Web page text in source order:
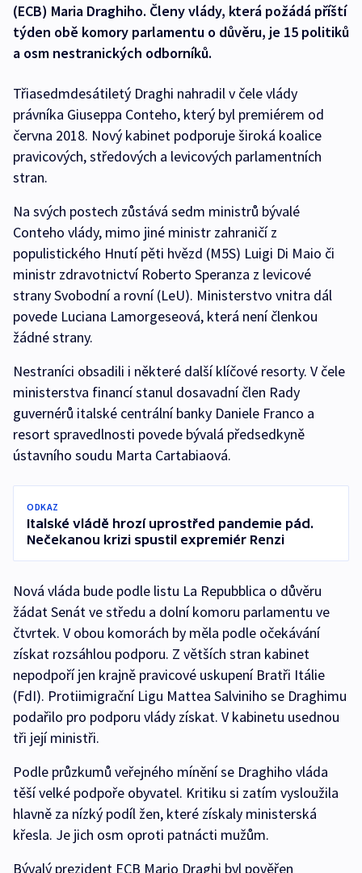
(ECB) Maria Draghiho. Členy vlády, která požádá příští
týden obě komory parlamentu o důvěru, je 15 politiků
a osm nestranických odborníků.
Třiasedmdesátiletý Draghi nahradil v čele vlády
právníka Giuseppa Conteho, který byl premiérem od
června 2018. Nový kabinet podporuje široká koalice
pravicových, středových a levicových parlamentních
stran.
Na svých postech zůstává sedm ministrů bývalé
Conteho vlády, mimo jiné ministr zahraničí z
populistického Hnutí pěti hvězd (M5S) Luigi Di Maio či
ministr zdravotnictví Roberto Speranza z levicové
strany Svobodní a rovní (LeU). Ministerstvo vnitra dál
povede Luciana Lamorgeseová, která není členkou
žádné strany.
Nestraníci obsadili i některé další klíčové resorty. V čele
ministerstva financí stanul dosavadní člen Rady
guvernérů italské centrální banky Daniele Franco a
resort spravedlnosti povede bývalá předsedkyně
ústavního soudu Marta Cartabiaová.
ODKAZ
Italské vládě hrozí uprostřed pandemie pád.
Nečekanou krizi spustil expremiér Renzi
Nová vláda bude podle listu La Repubblica o důvěru
žádat Senát ve středu a dolní komoru parlamentu ve
čtvrtek. V obou komorách by měla podle očekávání
získat rozsáhlou podporu. Z větších stran kabinet
nepodpoří jen krajně pravicové uskupení Bratři Itálie
(FdI). Protiimigrační Ligu Mattea Salviniho se Draghimu
podařilo pro podporu vlády získat. V kabinetu usednou
tři její ministři.
Podle průzkumů veřejného mínění se Draghiho vláda
těší velké podpoře obyvatel. Kritiku si zatím vysloužila
hlavně za nízký podíl žen, které získaly ministerská
křesla. Je jich osm oproti patnácti mužům.
Bývalý prezident ECB Mario Draghi byl pověřen